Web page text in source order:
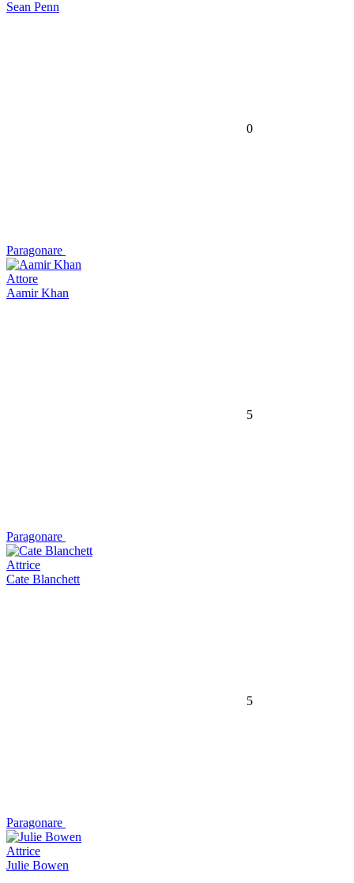
Sean Penn
0
Paragonare
Attore
Aamir Khan
5
Paragonare
Attrice
Cate Blanchett
5
Paragonare
Attrice
Julie Bowen